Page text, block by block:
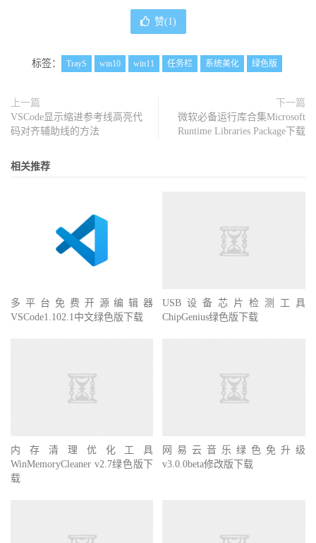
赞(1)
标签： TrayS win10 win11 任务栏 系统美化 绿色版
上一篇
VSCode显示缩进参考线高亮代
码对齐辅助线的方法
下一篇
微软必备运行库合集Microsoft
Runtime Libraries Package下载
相关推荐
多平台免费开源编辑器
VSCode1.102.1中文绿色版下载
USB设备芯片检测工具
ChipGenius绿色版下载
内存清理优化工具
WinMemoryCleaner v2.7绿色版下
载
网易云音乐绿色免升级
v3.0.0beta修改版下载